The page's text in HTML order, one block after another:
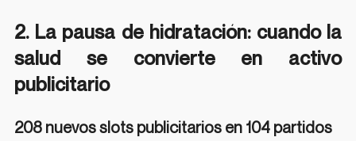
2. La pausa de hidratación: cuando la
salud se convierte en activo
publicitario
208 nuevos slots publicitarios en 104 partidos